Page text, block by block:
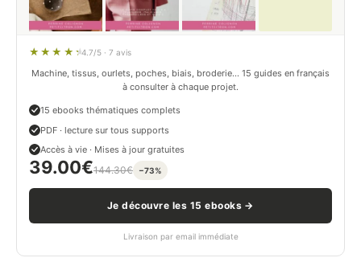
4.7/5 · 7 avis
Machine, tissus, ourlets, poches, biais, broderie… 15 guides en français
à consulter à chaque projet.
15 ebooks thématiques complets
PDF · lecture sur tous supports
Accès à vie · Mises à jour gratuites
39.00€144.30€ −73%
Je découvre les 15 ebooks →
Livraison par email immédiate